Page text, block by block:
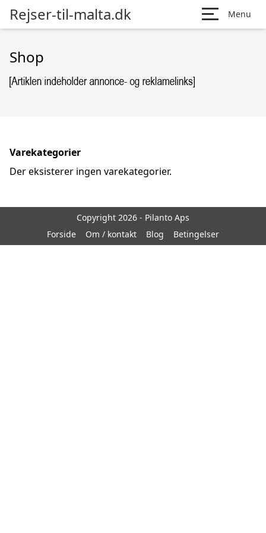
Rejser-til-malta.dk Menu
Shop
Varekategorier
Der eksisterer ingen varekategorier.
Copyright 2026 - Pilanto Aps
Forside
Om / kontakt Blog Betingelser